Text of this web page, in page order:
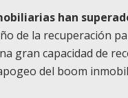
han
de la recuperación
gran capacidad de
del boom